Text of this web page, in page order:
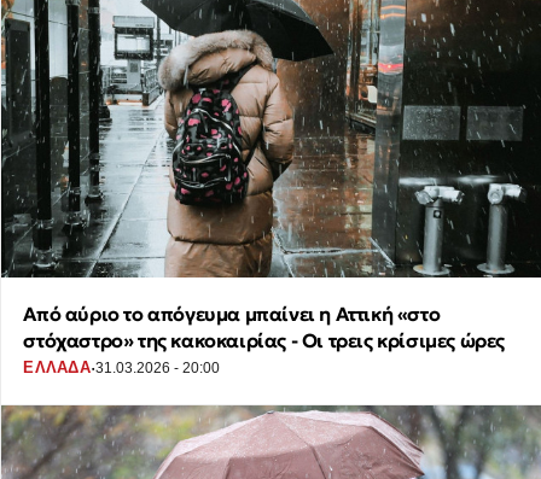
Από αύριο το απόγευμα μπαίνει η Αττική «στο
στόχαστρο» της κακοκαιρίας - Οι τρεις κρίσιμες ώρες
ΕΛΛΑΔΑ·31.03.2026 - 20:00